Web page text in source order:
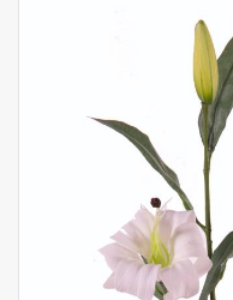
Blad - en Bessentakken